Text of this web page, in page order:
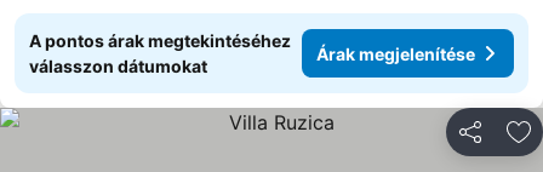
A pontos árak megtekintéséhez
válasszon dátumokat
Árak megjelenítése